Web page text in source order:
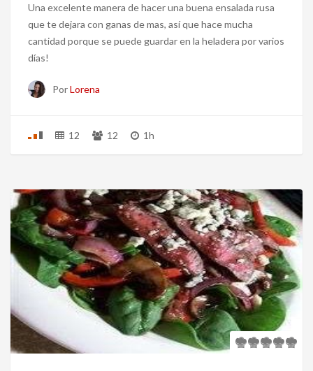
Una excelente manera de hacer una buena ensalada rusa
que te dejara con ganas de mas, así que hace mucha
cantidad porque se puede guardar en la heladera por varios
días!
PorLorena
12 12 1h